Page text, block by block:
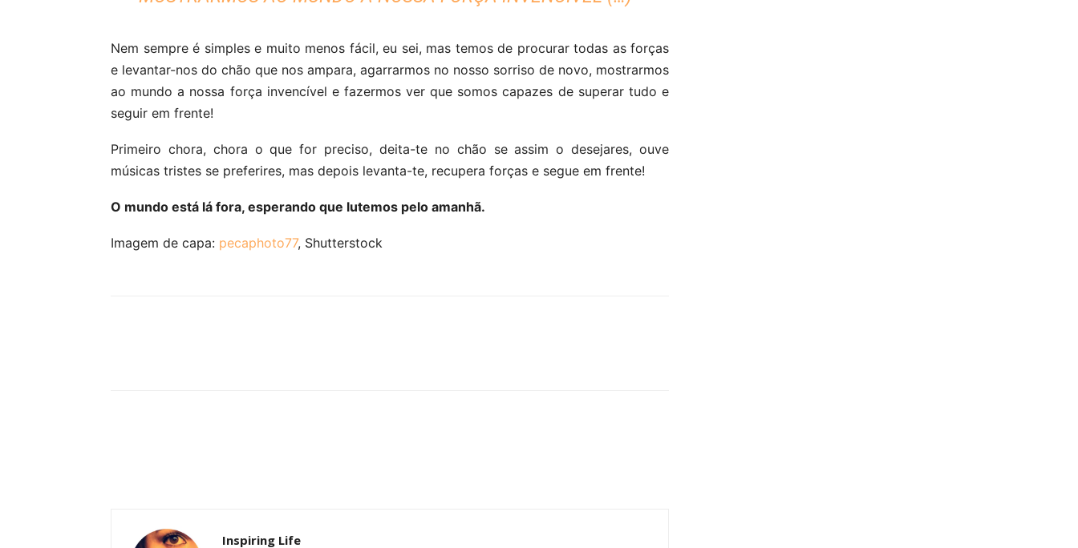
Nem sempre é simples e muito menos fácil, eu sei, mas temos de procurar todas as forças
e levantar-nos do chão que nos ampara, agarrarmos no nosso sorriso de novo, mostrarmos
ao mundo a nossa força invencível e fazermos ver que somos capazes de superar tudo e
seguir em frente!
Primeiro chora, chora o que for preciso, deita-te no chão se assim o desejares, ouve
músicas tristes se preferires, mas depois levanta-te, recupera forças e segue em frente!
O mundo está lá fora, esperando que lutemos pelo amanhã.
Imagem de capa: pecaphoto77, Shutterstock
Inspiring Life